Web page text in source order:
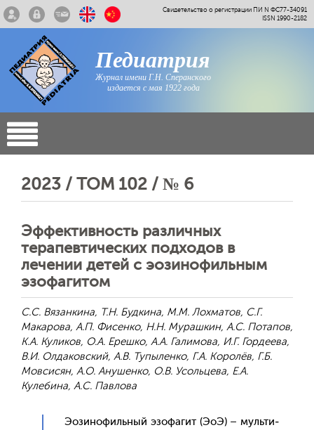
Свидетельство о регистрации ПИ N ФС77-34091
ISSN 1990-2182
Педиатрия
Журнал имени Г.Н. Сперанского
издается с мая 1922 года
2023 / ТОМ 102 / № 6
Эффективность различных
терапевтических подходов в
лечении детей с эозинофильным
эзофагитом
С.С. Вязанкина, Т.Н. Будкина, М.М. Лохматов, С.Г.
Макарова, А.П. Фисенко, Н.Н. Мурашкин, А.С. Потапов,
К.А. Куликов, О.А. Ерешко, А.А. Галимова, И.Г. Гордеева,
В.И. Олдаковский, А.В. Тупыленко, Г.А. Королёв, Г.Б.
Мовсисян, А.О. Анушенко, О.В. Усольцева, Е.А.
Кулебина, А.С. Павлова
Э­ози­нофиль­ный эзо­фагит (Э­оЭ) – муль­ти­